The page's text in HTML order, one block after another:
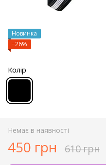
Новинка
−26%
Колір
Немає в наявності
450 грн 610 грн